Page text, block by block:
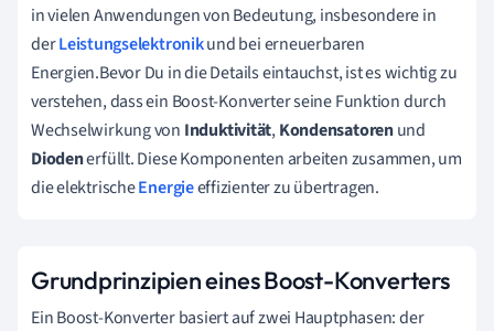
in vielen Anwendungen von Bedeutung, insbesondere in
derLeistungselektronikund bei erneuerbaren
Energien.Bevor Du in die Details eintauchst, ist es wichtig zu
verstehen, dass ein Boost-Konverter seine Funktion durch
Wechselwirkung von Induktivität,Kondensatorenund
Diodenerfüllt. Diese Komponenten arbeiten zusammen, um
die elektrischeEnergieeffizienter zu übertragen.
Grundprinzipien eines Boost-Konverters
Ein Boost-Konverter basiert auf zwei Hauptphasen: der